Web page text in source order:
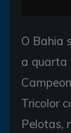
O Bahia
a quarta
Tricolor
Pelotas,